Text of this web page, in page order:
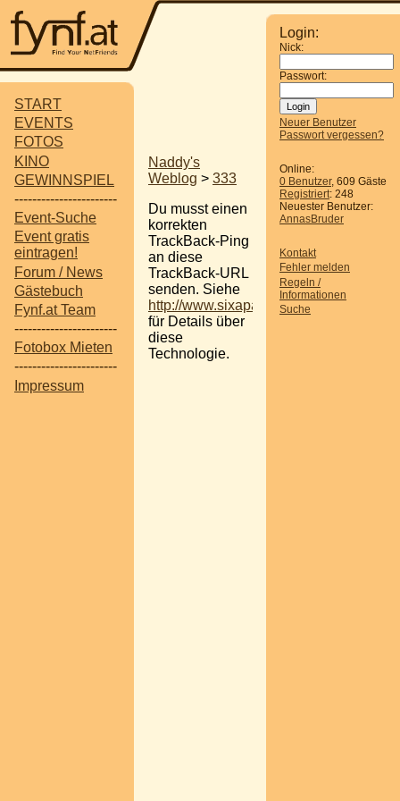
START
EVENTS
FOTOS
KINO
GEWINNSPIEL
-----------------------
Event-Suche
Event gratis
eintragen!
Forum / News
Gästebuch
Fynf.at Team
-----------------------
Fotobox Mieten
-----------------------
Impressum
Login:
Nick:
Passwort:
Neuer Benutzer
Passwort vergessen?
Online:
0 Benutzer, 609 Gäste
Registriert: 248
Neuester Benutzer:
AnnasBruder
Kontakt
Fehler melden
Regeln /
Informationen
Suche
Naddy's
Weblog > 333
Du musst einen
korrekten
TrackBack-Ping
an diese
TrackBack-URL
senden. Siehe
http://www.sixapart.com/pronet/docs/
für Details über
diese
Technologie.